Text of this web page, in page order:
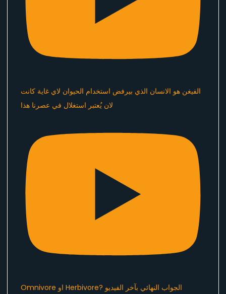
الفيغن هو الانسان الذي بيرفض استخدام الحيوان لاي غاية كانت
Omnivore او Herbivore? الجواب النهائي بآخر الفيديو